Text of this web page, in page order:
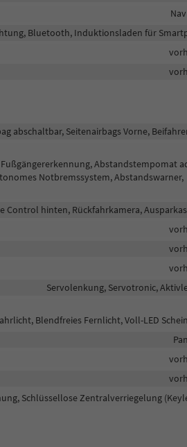
Bluetooth, Induktionsladen für
abschaltbar, Seitenairbags Vorne,
Abstandstempomat
Notbremssystem, Abstandswarner,
Control hinten, Rückfahrkamera,
Servolenkung, Servotronic,
Blendfreies Fernlicht, Voll-LED
Schlüssellose Zentralverriegelung